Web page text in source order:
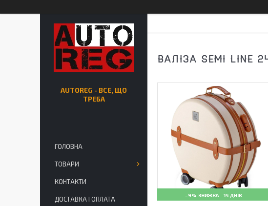
ВАЛІЗА SEMI LINE
–9% 14 ДНІВ
AUTOREG - ВСЕ, ЩО
ТРЕБА
ГОЛОВНА
ТОВАРИ
КОНТАКТИ
ДОСТАВКА І ОПЛАТА